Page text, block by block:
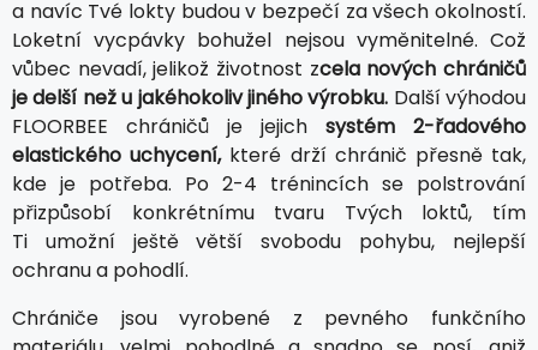
a navíc Tvé lokty budou v bezpečí za všech okolností.
Loketní vycpávky bohužel nejsou vyměnitelné. Což
vůbec nevadí, jelikož životnost zcela nových chráničů
je delší než u jakéhokoliv jiného výrobku. Další výhodou
FLOORBEE chráničů je jejich systém 2-řadového
elastického uchycení,které drží chránič přesně tak,
kde je potřeba. Po 2-4 trénincích se polstrování
přizpůsobí konkrétnímu tvaru Tvých loktů, tím
Ti umožní ještě větší svobodu pohybu, nejlepší
ochranu a pohodlí.
Chrániče jsou vyrobené z pevného funkčního